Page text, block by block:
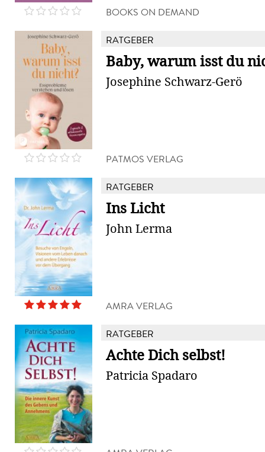
BOOKS ON DEMAND
RATGEBER
Baby, warum isst du
Josephine Schwarz-Gerö
PATMOS VERLAG
RATGEBER
Ins Licht
John Lerma
AMRA VERLAG
RATGEBER
Achte Dich selbst!
Patricia Spadaro